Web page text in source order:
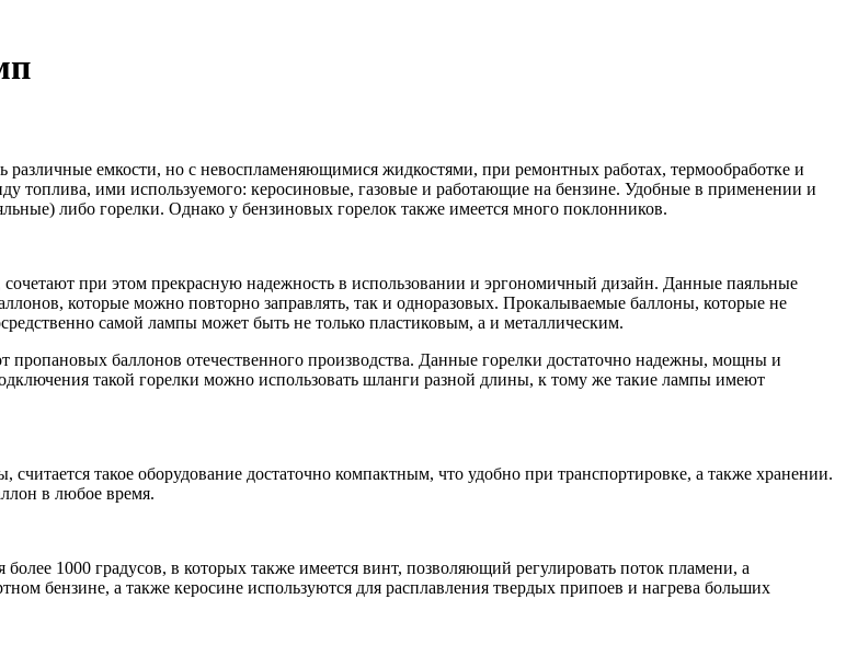
емкости, но с невоспламеняющимися жидкостями, при ремонтных работах, термообработке и
топлива, ими используемого: керосиновые, газовые и работающие на бензине. Удобные в применении и
либо горелки. Однако у бензиновых горелок также имеется много поклонников.
при этом прекрасную надежность в использовании и эргономичный дизайн. Данные паяльные
которые можно повторно заправлять, так и одноразовых. Прокалываемые баллоны, которые не
самой лампы может быть не только пластиковым, а и металлическим.
пропановых баллонов отечественного производства. Данные горелки достаточно надежны, мощны и
такой горелки можно использовать шланги разной длины, к тому же такие лампы имеют
такое оборудование достаточно компактным, что удобно при транспортировке, а также хранении.
в любое время.
1000 градусов, в которых также имеется винт, позволяющий регулировать поток пламени, а
бензине, а также керосине используются для расплавления твердых припоев и нагрева больших